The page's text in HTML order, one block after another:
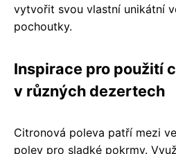
vytvořit svou vlastní unikátní
pochoutky.
Inspirace pro použití
v různých dezertech
Citronová poleva patří mezi
polev pro sladké pokrmy.